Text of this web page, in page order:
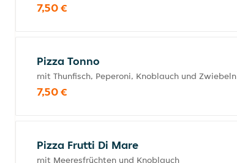
7,50 €
Pizza Tonno
mit Thunfisch, Peperoni, Knoblauch und Zwiebeln
7,50 €
Pizza Frutti Di Mare
mit Meeresfrüchten und Knoblauch